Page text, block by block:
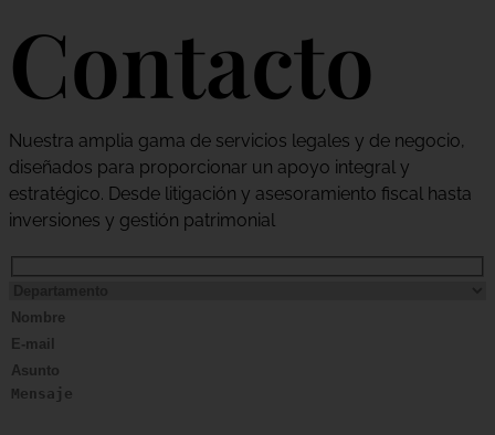
Contacto
Nuestra amplia gama de servicios legales y de negocio,
diseñados para proporcionar un apoyo integral y
estratégico. Desde litigación y asesoramiento fiscal hasta
inversiones y gestión patrimonial